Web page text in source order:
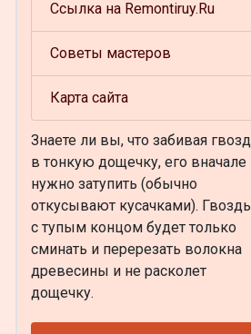
Ссылка на Remontiruy.Ru
Советы мастеров
Карта сайта
Знаете ли вы, что забивая
в тонкую дощечку, его вначале
нужно затупить (обычно
откусывают кусачками). Гвоздь
с тупым концом будет только
сминать и перерезать волокна
древесины и не расколет
дощечку.